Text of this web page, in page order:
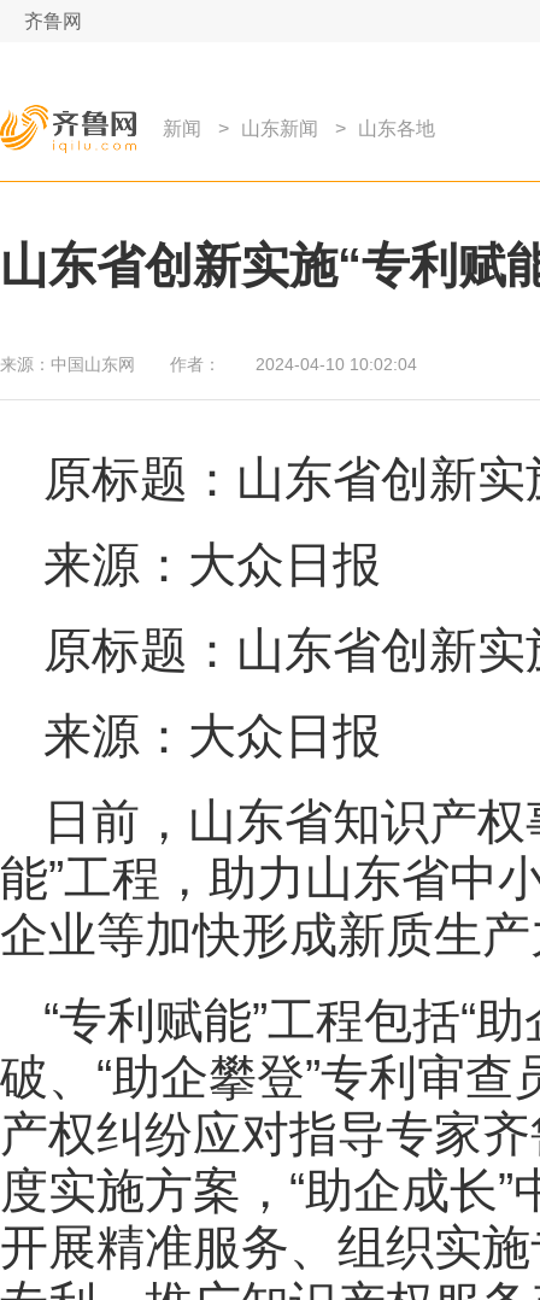
齐鲁网
新闻 > 山东新闻 > 山东各地
山东省创新实施“专利赋
来源： 中国山东网 作者： 2024-04-10 10:02:04
原标题：山东省创新实
来源：大众日报
原标题：山东省创新实
来源：大众日报
日前，山东省知识产
能”工程，助力山东省中
企业等加快形成新质生
“专利赋能”工程包括“
破、“助企攀登”专利审查
产权纠纷应对指导专家
度实施方案，“助企成长
开展精准服务、组织实